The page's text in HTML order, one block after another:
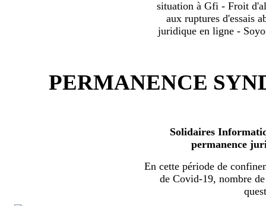
situation à Gfi - Froit
aux ruptures d'essais
juridique en ligne -
PERMANENCE
Solidaires
permanence
En cette période de
de Covid-19, nombre